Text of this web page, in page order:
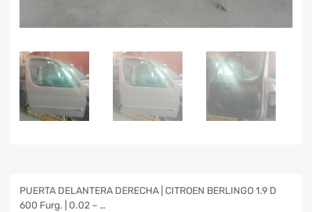
PUERTA DELANTERA DERECHA | CITROEN BERLINGO 1.9 D
600 Furg. | 0.02 – …